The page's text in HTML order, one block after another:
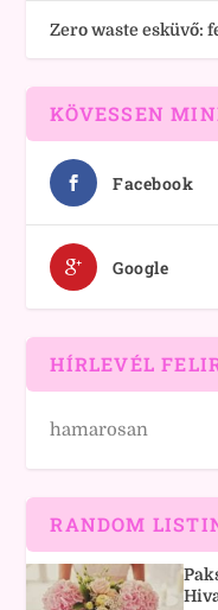
Zero waste esküvő:
KÖVESSEN
Facebook
Google
HÍRLEVÉL
hamarosan
RANDOM